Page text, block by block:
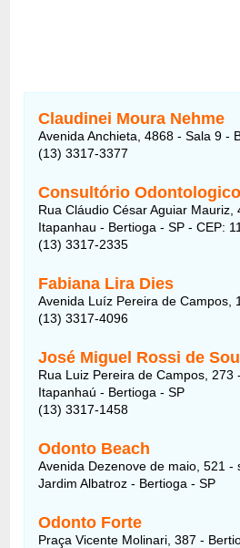
Claudinei Moura Nehme
Avenida Anchieta, 4868 - Sala 9 -
(13) 3317-3377
Consultório
Rua Cláudio César Aguiar Mauriz,
Itapanhau - Bertioga - SP - CEP:
(13) 3317-2335
Fabiana Lira Dies
Avenida Luíz Pereira de Campos,
(13) 3317-4096
José Miguel Rossi de
Rua Luiz Pereira de Campos, 273
Itapanhaú - Bertioga - SP
(13) 3317-1458
Odonto Beach
Avenida Dezenove de maio, 521 -
Jardim Albatroz - Bertioga - SP
Odonto Forte
Praça Vicente Molinari, 387 -